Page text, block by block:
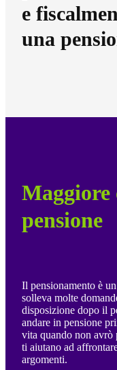
e
una
Maggiore
pensione
Il pensionamento è
solleva molte
disposizione dopo il
andare in pensione
vita quando non avrò
ti aiutano ad
argomenti.